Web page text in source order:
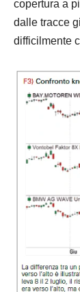
copertura a
dalle tracce
difficilmente